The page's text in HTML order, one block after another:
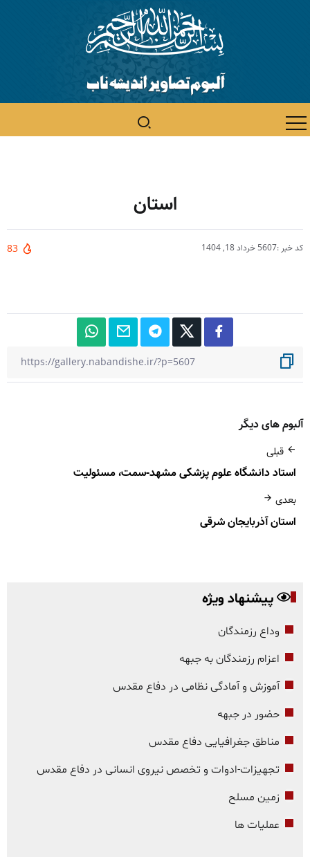
استان
کد خبر :5607 خرداد 18, 1404 83
آلبوم های دیگر
قبلی
استاد دانشگاه علوم پزشکی مشهد-سمت، مسئولیت
بعدی
استان آذربایجان شرقی
پیشنهاد ویژه
وداع رزمندگان
اعزام رزمندگان به جبهه
آموزش و آمادگی نظامی در دفاع مقدس
حضور در جبهه
مناطق جغرافیایی دفاع مقدس
تجهیزات-ادوات و تخصص نیروی انسانی در دفاع مقدس
زمین مسلح
عملیات ها